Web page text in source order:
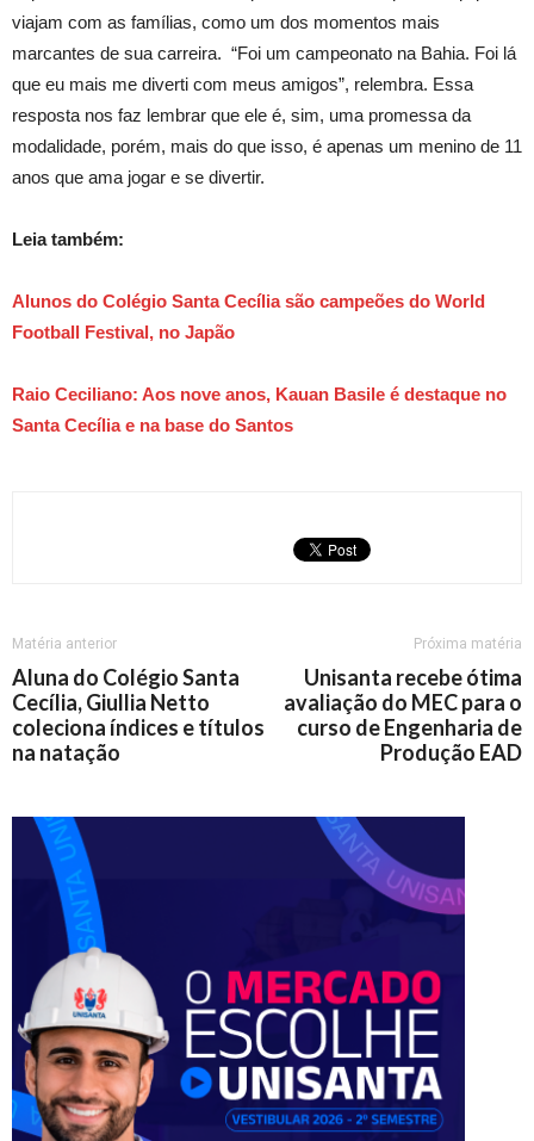
viajam com as famílias, como um dos momentos mais
marcantes de sua carreira. “Foi um campeonato na Bahia. Foi lá
que eu mais me diverti com meus amigos”, relembra. Essa
resposta nos faz lembrar que ele é, sim, uma promessa da
modalidade, porém, mais do que isso, é apenas um menino de 11
anos que ama jogar e se divertir.
Leia também:
Alunos do Colégio Santa Cecília são campeões do World
Football Festival, no Japão
Raio Ceciliano: Aos nove anos, Kauan Basile é destaque no
Santa Cecília e na base do Santos
Matéria anterior
Aluna do Colégio Santa
Cecília, Giullia Netto
coleciona índices e títulos
na natação
Próxima matéria
Unisanta recebe ótima
avaliação do MEC para o
curso de Engenharia de
Produção EAD